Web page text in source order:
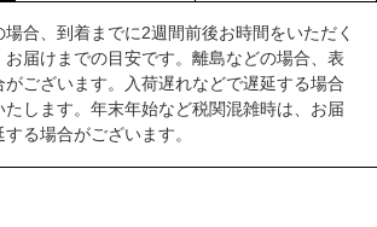
合、到着までに2週間前後お時間をいただく
お届けまでの目安です。離島などの場合、表
ございます。入荷遅れなどで遅延する場合
たします。年末年始など税関混雑時は、お届
る場合がございます。